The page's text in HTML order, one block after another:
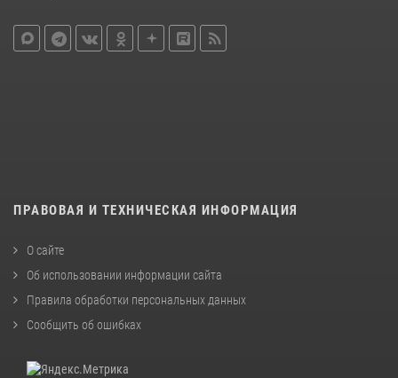
ПРАВОВАЯ И ТЕХНИЧЕСКАЯ ИНФОРМАЦИЯ
О сайте
Об использовании информации сайта
Правила обработки персональных данных
Сообщить об ошибках